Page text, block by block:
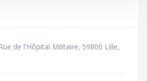
de l'Hôpital Militaire, 59800 Lille,